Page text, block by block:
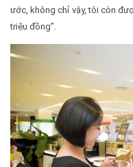
ước, không chỉ vậy, tôi còn
triệu đồng”.